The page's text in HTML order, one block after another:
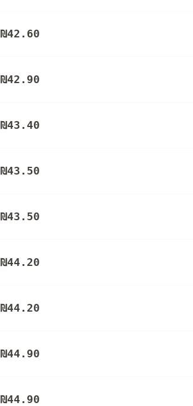
₪42.60
₪42.90
₪43.40
₪43.50
₪43.50
₪44.20
₪44.20
₪44.90
₪44.90